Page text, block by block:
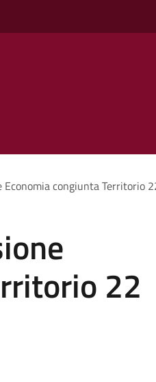
Economia congiunta Territorio
22